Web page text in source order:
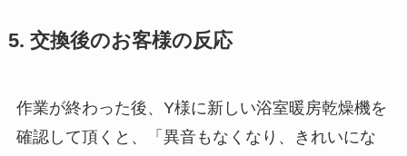
5. 交換後のお客様の反応
作業が終わった後、Y様に新しい浴室暖房乾燥機を
確認して頂くと、「異音もなくなり、きれいにな